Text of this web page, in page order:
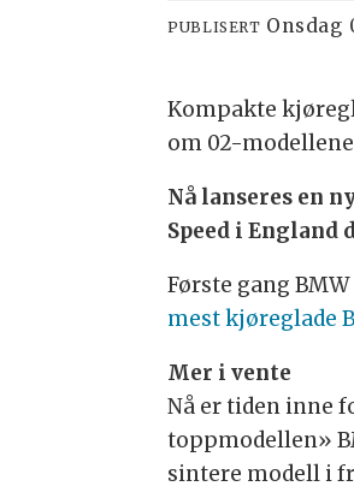
PUBLISERT onsdag
Kompakte
om 02-
Nå lanseres en
Speed i England
Første gang
mest kjøreglade
Mer i vente
Nå er tiden inne
toppmodellen»
sintere modell i